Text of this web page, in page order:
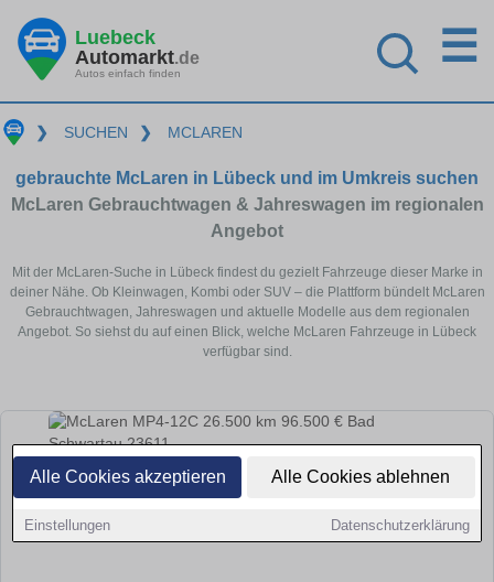
Alle Cookies akzeptieren Alle Cookies ablehnen
Einstellungen Datenschutzerklärung
Luebeck
Automarkt.de
Autos einfach finden
☰
❯ SUCHEN ❯ MCLAREN
gebrauchte McLaren in Lübeck und im Umkreis suchen
McLaren Gebrauchtwagen & Jahreswagen im regionalen
Angebot
Mit der McLaren-Suche in Lübeck findest du gezielt Fahrzeuge dieser Marke in
deiner Nähe. Ob Kleinwagen, Kombi oder SUV – die Plattform bündelt McLaren
Gebrauchtwagen, Jahreswagen und aktuelle Modelle aus dem regionalen
Angebot. So siehst du auf einen Blick, welche McLaren Fahrzeuge in Lübeck
verfügbar sind.